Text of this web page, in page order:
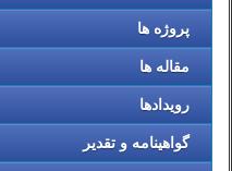
پروژه ها
مقاله ها
رویدادها
گواهینامه و تقدیر